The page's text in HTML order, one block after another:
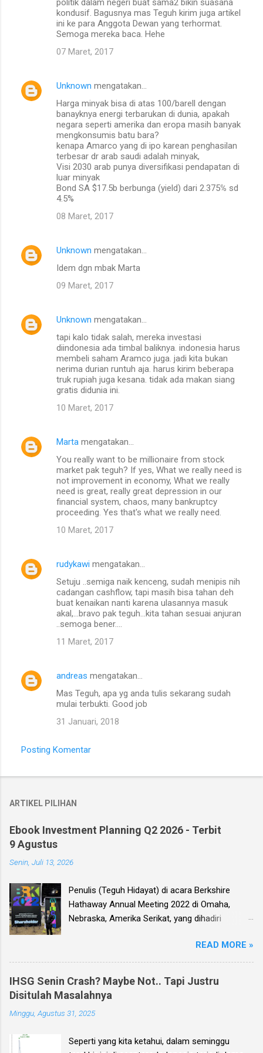
kondusif. Bagusnya mas Teguh kirim juga artikel
ini ke para Anggota Dewan yang terhormat.
Semoga mereka baca. Hehe
07 Maret, 2017
Unknown mengatakan…
Harga minyak bisa di atas 100/barell dengan
banayknya energi terbarukan di dunia, apakah
negara seperti amerika dan eropa masih banyak
mengkonsumis batu bara?
kenapa Amarco yang di ipo karean penghasilan
terbesar dr arab saudi adalah minyak,
Visi 2030 arab punya diversifikasi pendapatan di
luar minyak
Bond SA $17.5b berbunga (yield) dari 2.375℅ sd
4.5%
08 Maret, 2017
Unknown mengatakan…
Idem dgn mbak Marta
09 Maret, 2017
Unknown mengatakan…
tapi kalo tidak salah, mereka investasi
diindonesia ada timbal baliknya. indonesia harus
membeli saham Aramco juga. jadi kita bukan
nerima durian runtuh aja. harus kirim beberapa
truk rupiah juga kesana. tidak ada makan siang
gratis didunia ini.
10 Maret, 2017
Marta mengatakan…
You really want to be millionaire from stock
market pak teguh? If yes, What we really need is
not improvement in economy, What we really
need is great, really great depression in our
financial system, chaos, many bankruptcy
proceeding. Yes that's what we really need.
10 Maret, 2017
rudykawi mengatakan…
Setuju ..semiga naik kenceng, sudah menipis nih
cadangan cashflow, tapi masih bisa tahan deh
buat kenaikan nanti karena ulasannya masuk
akal,...bravo pak teguh...kita tahan sesuai anjuran
..semoga bener....
11 Maret, 2017
andreas mengatakan…
Mas Teguh, apa yg anda tulis sekarang sudah
mulai terbukti. Good job
31 Januari, 2018
Posting Komentar
ARTIKEL PILIHAN
Ebook Investment Planning Q2 2026 - Terbit
9 Agustus
Senin, Juli 13, 2026
Penulis (Teguh Hidayat) di acara Berkshire
Hathaway Annual Meeting 2022 di Omaha,
Nebraska, Amerika Serikat, yang dihadiri
Buffett dan mitranya Alm. Charlie Munger. Dear
investor, seperti biasa setiap kuartal alias tiga
bulan sekali, penulis membuat Ebook
Investment Planning (EIP, dengan format PDF)
yang berisi kumpulan analisis fundamental
saham-saham pilihan di Bursa Efek Indonesia
keuangan para emiten untuk periode Q2 2026 .
READ MORE »
IHSG Senin Crash? Maybe Not.. Tapi Justru
Disitulah Masalahnya
Minggu, Agustus 31, 2025
Seperti yang kita ketahui, dalam seminggu